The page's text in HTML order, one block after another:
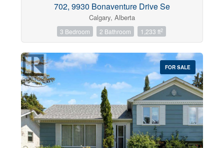
Neighbourhood
Sub Division
Postal Code
702, 9930 Bonaventure Drive Se
Calgary, Alberta
3 Bedroom 2 Bathroom 1,233 ft2
FOR SALE